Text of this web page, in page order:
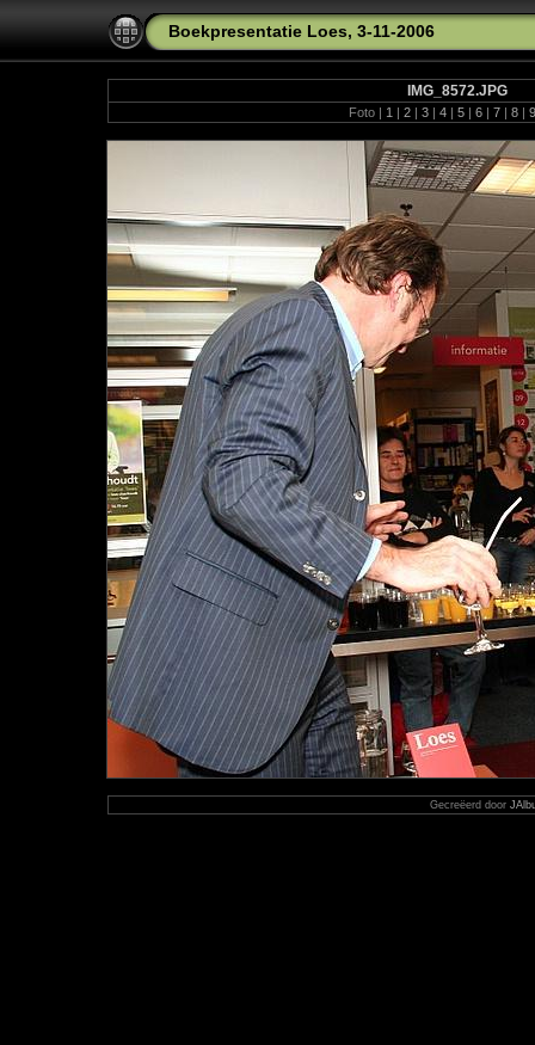
Boekpresentatie Loes, 3-11-2006
IMG_8572.JPG
Foto | 1 | 2 | 3 | 4 | 5 | 6 | 7 | 8 | 9
Gecreëerd door